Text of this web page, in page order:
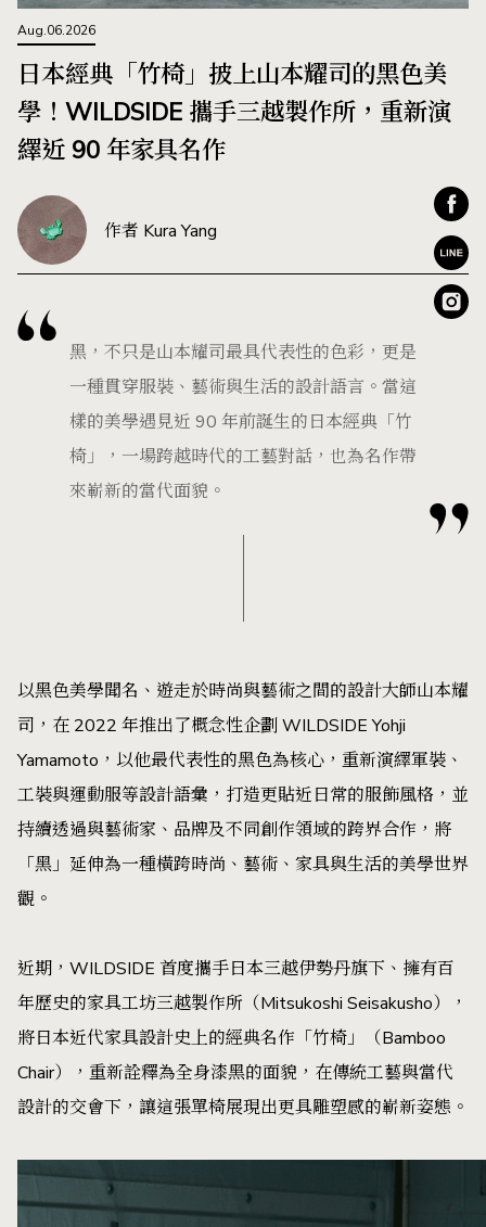
Aug.06.2026
日本經典「竹椅」披上山本耀司的黑色美
學！WILDSIDE 攜手三越製作所，重新演
繹近 90 年家具名作
作者 Kura Yang
黑，不只是山本耀司最具代表性的色彩，更是
一種貫穿服裝、藝術與生活的設計語言。當這
樣的美學遇見近 90 年前誕生的日本經典「竹
椅」，一場跨越時代的工藝對話，也為名作帶
來嶄新的當代面貌。
以黑色美學聞名、遊走於時尚與藝術之間的設計大師山本耀
司，在 2022 年推出了概念性企劃 WILDSIDE Yohji
Yamamoto，以他最代表性的黑色為核心，重新演繹軍裝、
工裝與運動服等設計語彙，打造更貼近日常的服飾風格，並
持續透過與藝術家、品牌及不同創作領域的跨界合作，將
「黑」延伸為一種橫跨時尚、藝術、家具與生活的美學世界
觀。
近期，WILDSIDE 首度攜手日本三越伊勢丹旗下、擁有百
年歷史的家具工坊三越製作所（Mitsukoshi Seisakusho），
將日本近代家具設計史上的經典名作「竹椅」（Bamboo
Chair），重新詮釋為全身漆黑的面貌，在傳統工藝與當代
設計的交會下，讓這張單椅展現出更具雕塑感的嶄新姿態。